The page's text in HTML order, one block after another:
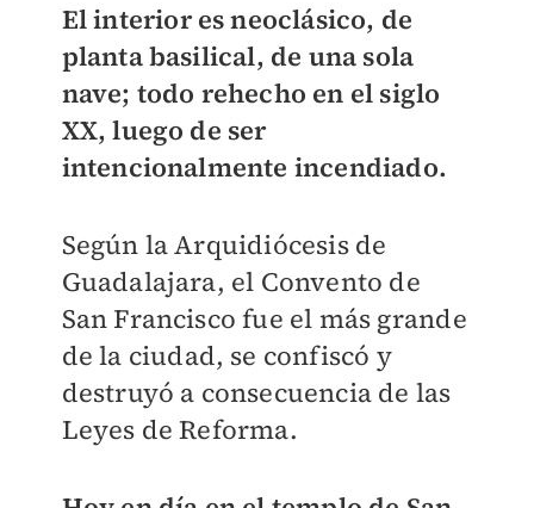
El interior es neoclásico, de
planta basilical, de una sola
nave; todo rehecho en el siglo
XX, luego de ser
intencionalmente incendiado.
Según la Arquidiócesis de
Guadalajara, el Convento de
San Francisco fue el más grande
de la ciudad, se confiscó y
destruyó a consecuencia de las
Leyes de Reforma.